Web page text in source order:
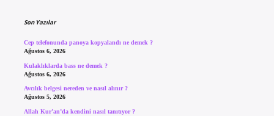
Son Yazılar
Cep telefonunda panoya kopyalandı ne demek ?
Ağustos 6, 2026
Kulaklıklarda bass ne demek ?
Ağustos 6, 2026
Avcılık belgesi nereden ve nasıl alınır ?
Ağustos 5, 2026
Allah Kur’an’da kendini nasıl tanıtıyor ?